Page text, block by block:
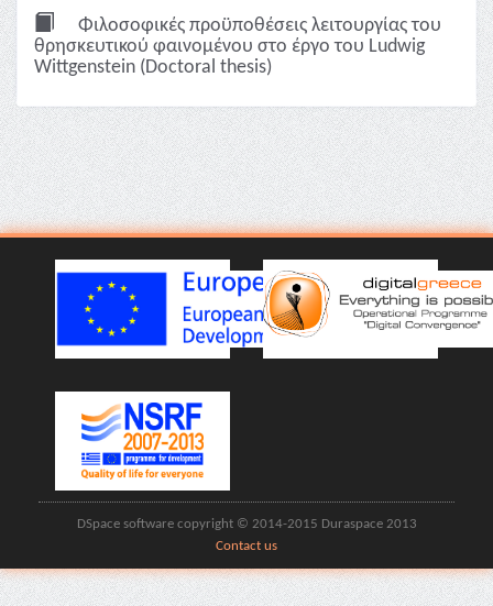
Φιλοσοφικές προϋποθέσεις λειτουργίας του
θρησκευτικού φαινομένου στο έργο του Ludwig
Wittgenstein (Doctoral thesis)
DSpace software copyright © 2014-2015 Duraspace 2013
Contact us